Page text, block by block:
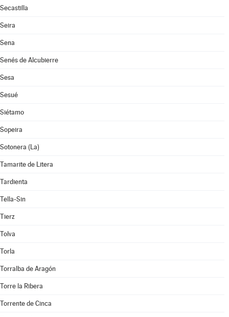
Secastilla
Seira
Sena
Senés de Alcubierre
Sesa
Sesué
Siétamo
Sopeira
Sotonera (La)
Tamarite de Litera
Tardienta
Tella-Sin
Tierz
Tolva
Torla
Torralba de Aragón
Torre la Ribera
Torrente de Cinca